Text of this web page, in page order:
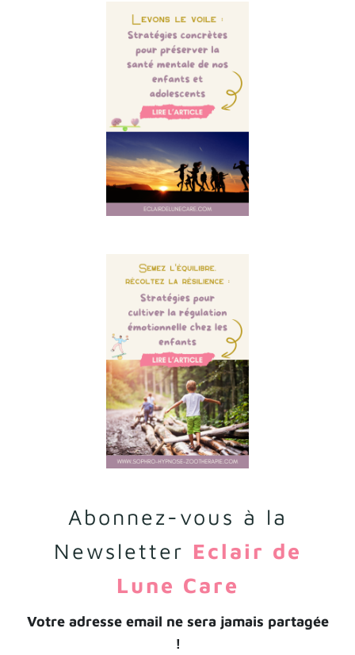
Abonnez-vous à la
Newsletter Eclair de
Lune Care
Votre adresse email ne sera jamais partagée
!